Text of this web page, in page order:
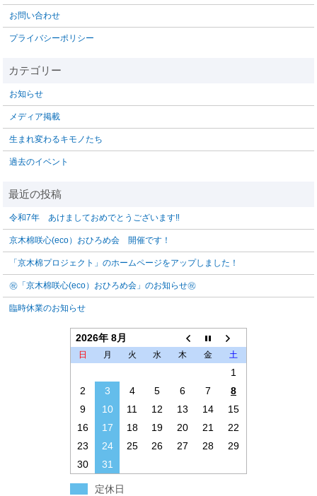
お問い合わせ
プライバシーポリシー
お知らせ
メディア掲載
生まれ変わるキモノたち
過去のイベント
令和7年 あけましておめでとうございます‼️
京木棉咲心(eco）おひろめ会 開催です！
「京木棉プロジェクト」のホームページをアップしました！
㊗「京木棉咲心(eco）おひろめ会」のお知らせ㊗
臨時休業のお知らせ
2026年 8月
日 月 火 水 木 金 土
1
2
3 4 5 6 7
8
9
10 11 12 13 14
15
16
17 18 19 20 21
22
23
24 25 26 27 28
29
30
31
定休日